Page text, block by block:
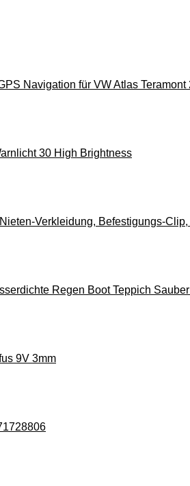
Navigation für VW Atlas Teramont
30 High Brightness
Verkleidung, Befestigungs-
Regen Boot Teppich
9V 3mm